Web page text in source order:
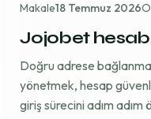
Makale18 Temmuz 2026
Jojobet
Doğru adrese
yönetmek, hesap
giriş sürecini adım adım